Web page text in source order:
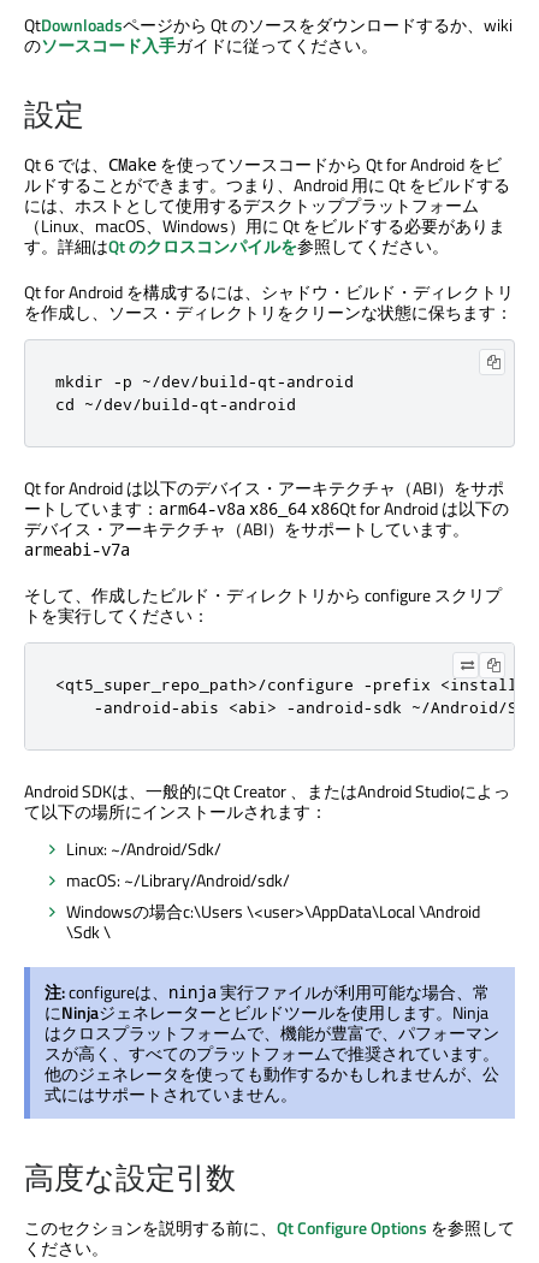
QtDownloadsページから Qt のソースをダウンロードするか、wiki
のソースコード入手ガイドに従ってください。
設定
Qt 6 では、 CMake を使ってソースコードから Qt for Android をビ
ルドすることができます。つまり、Android 用に Qt をビルドする
には、ホストとして使用するデスクトッププラットフォーム
（Linux、macOS、Windows）用に Qt をビルドする必要がありま
す。詳細はQt のクロスコンパイルを参照してください。
Qt for Android を構成するには、シャドウ・ビルド・ディレクトリ
を作成し、ソース・ディレクトリをクリーンな状態に保ちます：
mkdir -p ~/dev/build-qt-android
cd ~/dev/build-qt-android
Qt for Android は以下のデバイス・アーキテクチャ（ABI）をサポ
ートしています： arm64-v8a x86_64 x86Qt for Android は以下の
デバイス・アーキテクチャ（ABI）をサポートしています。
armeabi-v7a
そして、作成したビルド・ディレクトリから configure スクリプ
トを実行してください：
<qt5_super_repo_path>/configure -prefix
-android-abis <abi> -android-sdk ~/Android/
Android SDKは、一般的にQt Creator、またはAndroid Studioによっ
て以下の場所にインストールされます：
Linux: ~/Android/Sdk/
macOS: ~/Library/Android/sdk/
Windowsの場合c:\Users\<user>\AppData\Local\Android
\Sdk\
注:configureは、 ninja 実行ファイルが利用可能な場合、常
にNinjaジェネレーターとビルドツールを使用します。Ninja
はクロスプラットフォームで、機能が豊富で、パフォーマン
スが高く、すべてのプラットフォームで推奨されています。
他のジェネレータを使っても動作するかもしれませんが、公
式にはサポートされていません。
高度な設定引数
このセクションを説明する前に、 Qt Configure Options を参照して
ください。